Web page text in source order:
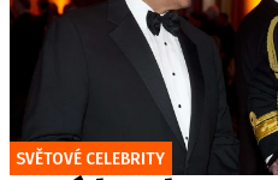
SVĚTOVÉ CELEBRITY